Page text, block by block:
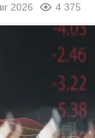
2026 4 375